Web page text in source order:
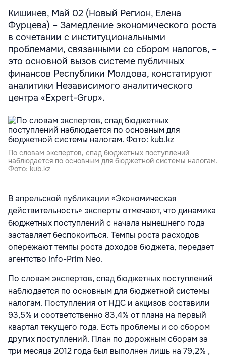
Кишинев, Май 02 (Новый Регион, Елена
Фурцева) – Замедление экономического роста
в сочетании с институциональными
проблемами, связанными со сбором налогов, –
это основной вызов системе публичных
финансов Республики Молдова, констатируют
аналитики Независимого аналитического
центра «Expert-Grup».
По словам экспертов, спад бюджетных поступлений
наблюдается по основным для бюджетной системы налогам.
Фото: kub.kz
В апрельской публикации «Экономическая
действительность» эксперты отмечают, что динамика
бюджетных поступлений с начала нынешнего года
заставляет беспокоиться. Темпы роста расходов
опережают темпы роста доходов бюджета, передает
агентство Info-Prim Neo.
По словам экспертов, спад бюджетных поступлений
наблюдается по основным для бюджетной системы
налогам. Поступления от НДС и акцизов составили
93,5% и соответственно 83,4% от плана на первый
квартал текущего года. Есть проблемы и со сбором
других поступлений. План по дорожным сборам за
три месяца 2012 года был выполнен лишь на 79,2% ,